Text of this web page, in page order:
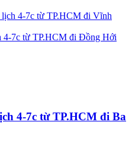
lịch 4-7c từ TP.HCM đi Vĩnh
4-7c từ TP.HCM đi Đồng Hới
4-7c từ TP.HCM đi Ba